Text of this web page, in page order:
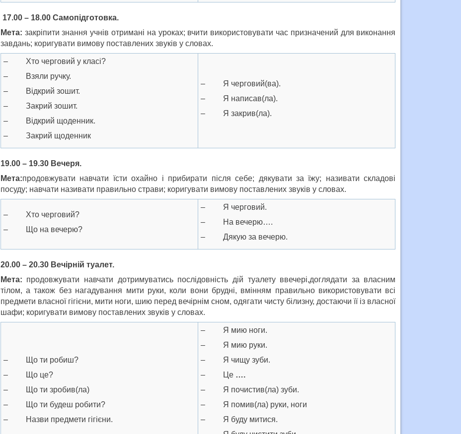
17.00 – 18.00 Самопідготовка.
Мета: закріпити знання учнів отримані на уроках; вчити використовувати час призначений для виконання
завдань; коригувати вимову поставлених звуків у словах.
– Хто черговий у класі?
– Взяли ручку.
– Відкрий зошит.
– Закрий зошит.
– Відкрий щоденник.
– Закрий щоденник
– Я черговий(ва).
– Я написав(ла).
– Я закрив(ла).
19.00 – 19.30 Вечеря.
Мета:продовжувати навчати їсти охайно і прибирати після себе; дякувати за їжу; називати складові
посуду; навчати називати правильно страви; коригувати вимову поставлених звуків у словах.
– Хто черговий?
– Що на вечерю?
– Я черговий.
– На вечерю….
– Дякую за вечерю.
20.00 – 20.30 Вечірній туалет.
Мета: продовжувати навчати дотримуватись послідовність дій туалету ввечері,доглядати за власним
тілом, а також без нагадування мити руки, коли вони брудні, вмінням правильно використовувати всі
предмети власної гігієни, мити ноги, шию перед вечірнім сном, одягати чисту білизну, достаючи її із власної
шафи; коригувати вимову поставлених звуків у словах.
– Що ти робиш?
– Що це?
– Що ти зробив(ла)
– Що ти будеш робити?
– Назви предмети гігієни.
– Я мию ноги.
– Я мию руки.
– Я чищу зуби.
– Це….
– Я почистив(ла) зуби.
– Я помив(ла) руки, ноги
– Я буду митися.